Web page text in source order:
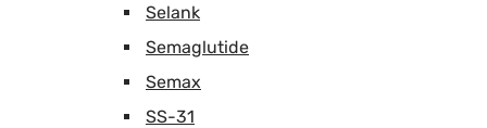
Selank
Semaglutide
Semax
SS-31